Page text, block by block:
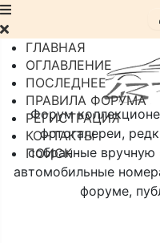
Форум
фотогалереи,
собранные вручную
автомобильные
форуме,
ГЛАВНАЯ
ОГЛАВЛЕНИЕ
ПОСЛЕДНЕЕ
ПРАВИЛА ФОРУМА
РЕГИСТРАЦИЯ
КОНТАКТЫ
ПОИСК